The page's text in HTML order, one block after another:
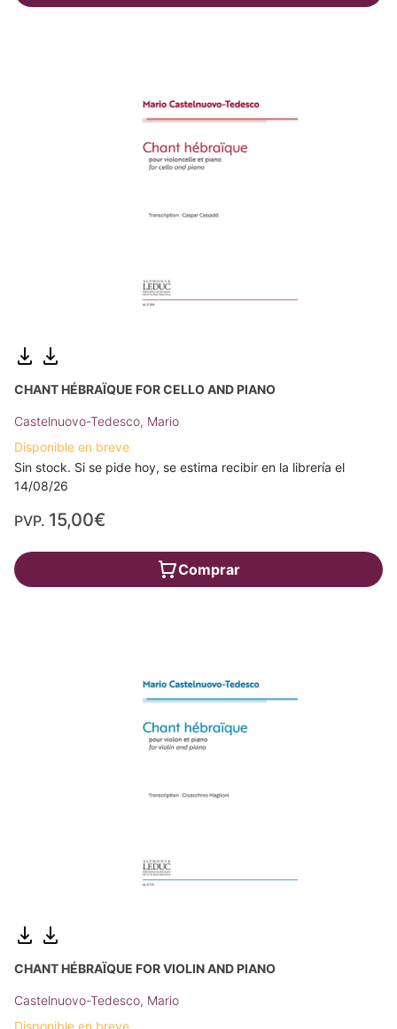
CHANT HÉBRAÏQUE FOR CELLO AND PIANO
Castelnuovo-Tedesco, Mario
Disponible en breve
Sin stock. Si se pide hoy, se estima recibir en la librería el
14/08/26
PVP. 15,00€
Comprar
CHANT HÉBRAÏQUE FOR VIOLIN AND PIANO
Castelnuovo-Tedesco, Mario